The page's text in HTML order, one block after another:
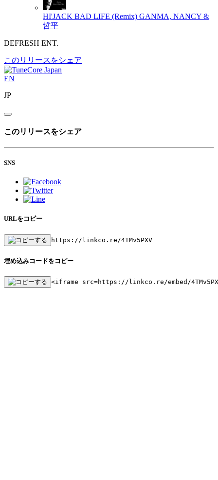
HI'JACK BAD LIFE (Remix) GANMA, NANCY &
哲平
DEFRESH ENT.
このリリースをシェア
EN
JP
このリリースをシェア
SNS
URLをコピー
https://linkco.re/4TMv5PXV
埋め込みコードをコピー
<iframe src=https://linkco.re/embed/